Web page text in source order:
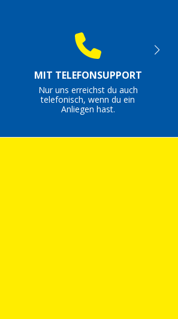
MIT TELEFONSUPPORT
Nur uns erreichst du auch
telefonisch, wenn du ein
Anliegen hast.